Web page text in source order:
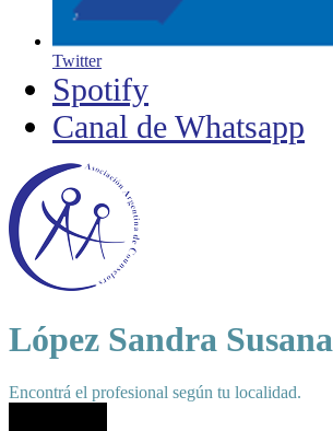
Twitter
Spotify
Canal de Whatsapp
López Sandra Susana
Encontrá el profesional según tu localidad.